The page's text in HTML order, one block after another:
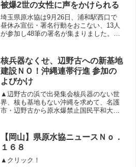
被爆2世の女性に声をかけられる
埼玉県原水協は9月26日、浦和駅西口で
昼休み宣伝・署名行動をおこない、13人
が参加し48筆の署名が集まりました。
いう上尾市在住の女性が声をかけてくる
一面もありました。...
核兵器なくせ、辺野古への新基地
建設ＮＯ！沖縄連帯行進 参加の
よびかけ
▲辺野古の浜で出発集会核兵器のない世
界、核も基地もない沖縄を求めて、名護
市・辺野古から原水爆禁止国民平和大行
たたかいに連帯する行進として、日本全
国から、世界から、多く...
【岡山】県原水協ニュースＮｏ．
１６８
▲クリック！